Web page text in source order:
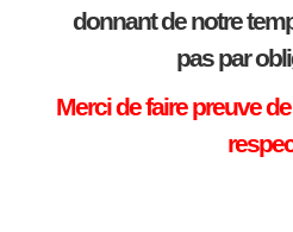
donnant de notre
pas par
Merci de faire preuve